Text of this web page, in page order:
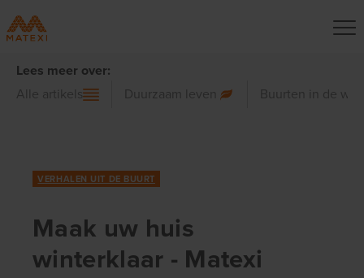
Lees meer over:
Alle artikels
Duurzaam leven Buurten in de
VERHALEN UIT DE BUURT
Maak uw huis
winterklaar - Matexi